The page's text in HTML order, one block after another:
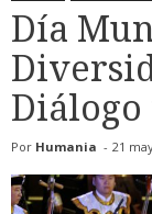
Día
Por Humania - 21